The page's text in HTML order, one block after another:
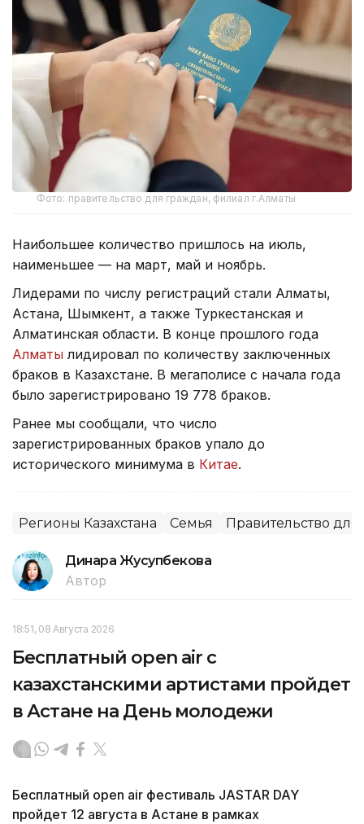
Фото: правительство для граждан, филиал г.Алматы
Наибольшее количество пришлось на июль,
наименьшее — на март, май и ноябрь.
Лидерами по числу регистраций стали Алматы,
Астана, Шымкент, а также Туркестанская и
Алматинская области. В конце прошлого года
Алматы лидировал по количеству заключенных
браков в Казахстане. В мегаполисе с начала года
было зарегистрировано 19 778 браков.
Ранее мы сообщали, что число
зарегистрированных браков упало до
исторического минимума в Китае.
Регионы Казахстана Семья Правительство
Динара Жусупбекова
Автор
18:51, 08 Августа 2026
Бесплатный open air с
казахстанскими артистами пройдет
в Астане на День молодежи
Бесплатный open air фестиваль JASTAR DAY
пройдет 12 августа в Астане в рамках